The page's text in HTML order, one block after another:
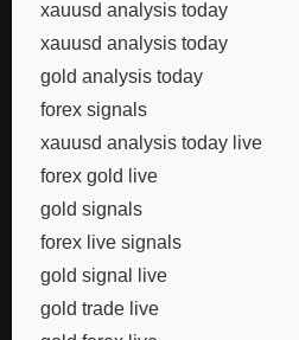
xauusd analysis today
xauusd analysis today
gold analysis today
forex signals
xauusd analysis today live
forex gold live
gold signals
forex live signals
gold signal live
gold trade live